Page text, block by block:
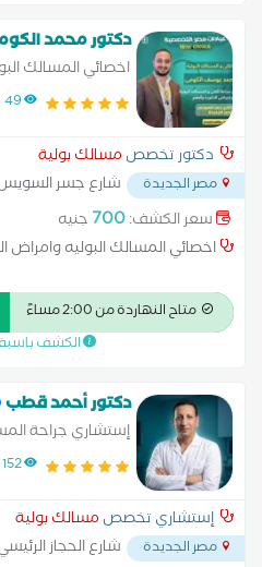
المنوي
دكتور محمد
اخصائي المسالك
49
دكتور تخصص مسالك بولية
مصر الجديدة شارع جسر
سعر الكشف:700 جنيه
اخصائي المسالك البوليه وامراض
متاح النهاردة من 2:00 مساءً
الكشف
دكتور أحمد قطب
إستشاري جراحة
والعقم
152
إستشاري تخصص مسالك بولية
مصر الجديدة شارع الحجاز